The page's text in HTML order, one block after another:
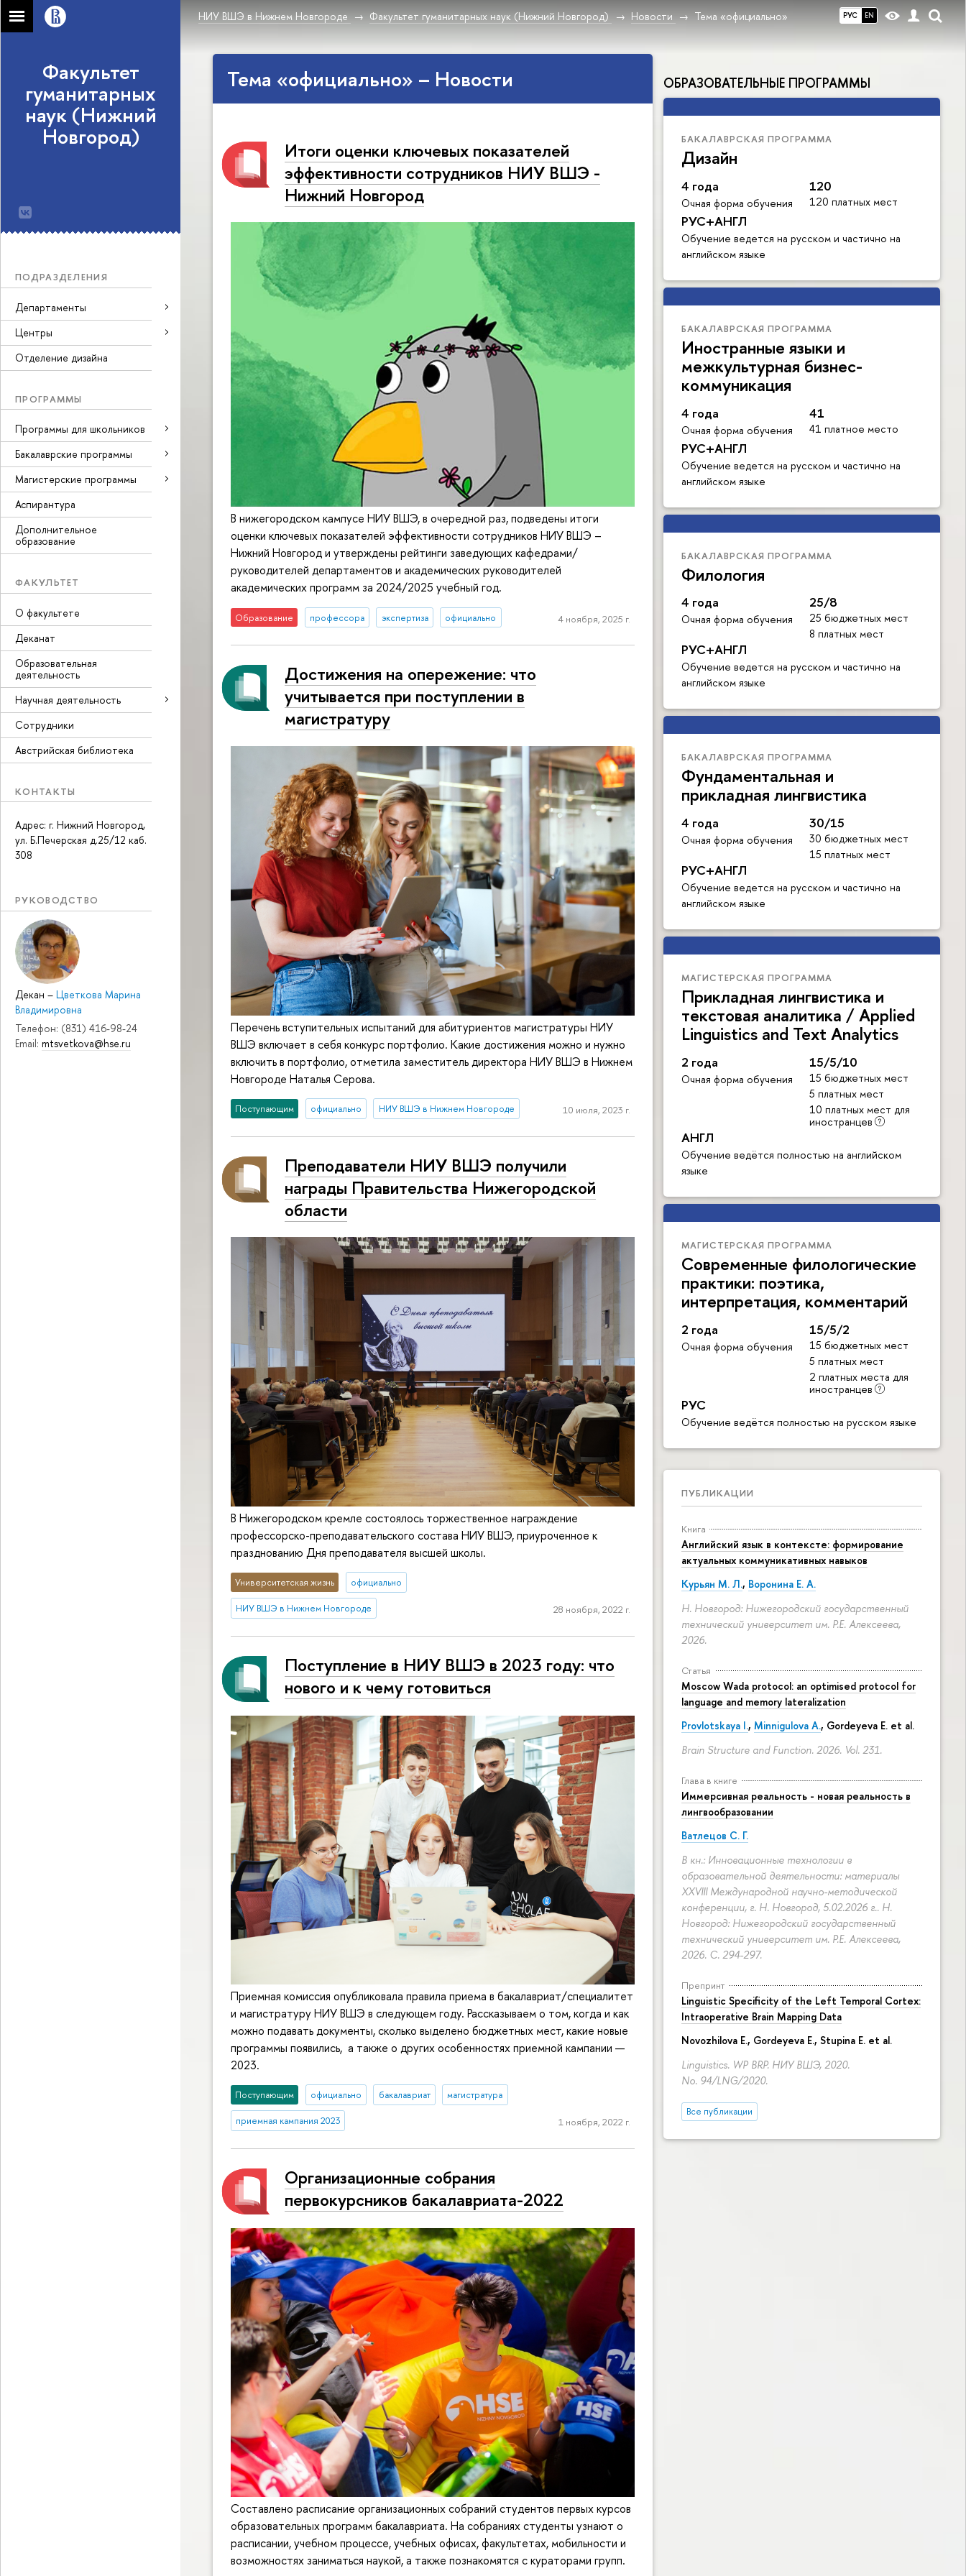
РУС EN
НИУ ВШЭ в Нижнем Новгороде Факультет гуманитарных наук (Нижний Новгород) Новости Тема «официально»
Факультет
гуманитарных
наук (Нижний
Новгород)
ПОДРАЗДЕЛЕНИЯ
Департаменты
Центры
Отделение дизайна
ПРОГРАММЫ
Программы для школьников
Бакалаврские программы
Магистерские программы
Аспирантура
Дополнительное
образование
ФАКУЛЬТЕТ
О факультете
Деканат
Образовательная
деятельность
Научная деятельность
Сотрудники
Австрийская библиотека
КОНТАКТЫ
Адрес: г. Нижний Новгород,
ул. Б.Печерская д.25/12 каб.
308
РУКОВОДСТВО
Декан – Цветкова Марина
Владимировна
Телефон: (831) 416-98-24
Email: mtsvetkova@hse.ru
ОБРАЗОВАТЕЛЬНЫЕ ПРОГРАММЫ
БАКАЛАВРСКАЯ ПРОГРАММА
Дизайн
4 года
Очная форма обучения
120
120 платных мест
РУС+АНГЛ
Обучение ведется на русском и частично на
английском языке
БАКАЛАВРСКАЯ ПРОГРАММА
Иностранные языки и
межкультурная бизнес-
коммуникация
4 года
Очная форма обучения
41
41 платное место
РУС+АНГЛ
Обучение ведется на русском и частично на
английском языке
БАКАЛАВРСКАЯ ПРОГРАММА
Филология
4 года
Очная форма обучения
25/8
25 бюджетных мест
8 платных мест
РУС+АНГЛ
Обучение ведется на русском и частично на
английском языке
БАКАЛАВРСКАЯ ПРОГРАММА
Фундаментальная и
прикладная лингвистика
4 года
Очная форма обучения
30/15
30 бюджетных мест
15 платных мест
РУС+АНГЛ
Обучение ведется на русском и частично на
английском языке
МАГИСТЕРСКАЯ ПРОГРАММА
Прикладная лингвистика и
текстовая аналитика / Applied
Linguistics and Text Analytics
2 года
Очная форма обучения
15/5/10
15 бюджетных мест
5 платных мест
10 платных мест для
иностранцев
АНГЛ
Обучение ведётся полностью на английском
языке
МАГИСТЕРСКАЯ ПРОГРАММА
Современные филологические
практики: поэтика,
интерпретация, комментарий
2 года
Очная форма обучения
15/5/2
15 бюджетных мест
5 платных мест
2 платных места для
иностранцев
РУС
Обучение ведётся полностью на русском языке
ПУБЛИКАЦИИ
Книга
Английский язык в контексте: формирование
актуальных коммуникативных навыков
Курьян М. Л., Воронина Е. А.
Н. Новгород: Нижегородский государственный
технический университет им. Р.Е. Алексеева,
2026.
Статья
Moscow Wada protocol: an optimised protocol for
language and memory lateralization
Provlotskaya I., Minnigulova A., Gordeyeva E. et al.
Brain Structure and Function. 2026. Vol. 231.
Глава в книге
Иммерсивная реальность - новая реальность в
лингвообразовании
Ватлецов С. Г.
В кн.: Инновационные технологии в
образовательной деятельности: материалы
XXVIII Международной научно-методической
конференции, г. Н. Новгород, 5.02.2026 г.. Н.
Новгород: Нижегородский государственный
технический университет им. Р.Е. Алексеева,
2026. С. 294-297.
Препринт
Linguistic Specificity of the Left Temporal Cortex:
Intraoperative Brain Mapping Data
Novozhilova E., Gordeyeva E., Stupina E. et al.
Linguistics. WP BRP. НИУ ВШЭ, 2020.
No. 94/LNG/2020.
Все публикации
Тема «официально» – Новости
Итоги оценки ключевых показателей
эффективности сотрудников НИУ ВШЭ -
Нижний Новгород
В нижегородском кампусе НИУ ВШЭ, в очередной раз, подведены итоги
оценки ключевых показателей эффективности сотрудников НИУ ВШЭ –
Нижний Новгород и утверждены рейтинги заведующих кафедрами/
руководителей департаментов и академических руководителей
академических программ за 2024/2025 учебный год.
Образование профессора экспертиза официально 4 ноября, 2025 г.
Достижения на опережение: что
учитывается при поступлении в
магистратуру
Перечень вступительных испытаний для абитуриентов магистратуры НИУ
ВШЭ включает в себя конкурс портфолио. Какие достижения можно и нужно
включить в портфолио, отметила заместитель директора НИУ ВШЭ в Нижнем
Новгороде Наталья Серова.
Поступающим официально НИУ ВШЭ в Нижнем Новгороде 10 июля, 2023 г.
Преподаватели НИУ ВШЭ получили
награды Правительства Нижегородской
области
В Нижегородском кремле состоялось торжественное награждение
профессорско-преподавательского состава НИУ ВШЭ, приуроченное к
празднованию Дня преподавателя высшей школы.
Университетская жизнь официально
НИУ ВШЭ в Нижнем Новгороде 28 ноября, 2022 г.
Поступление в НИУ ВШЭ в 2023 году: что
нового и к чему готовиться
Приемная комиссия опубликовала правила приема в бакалавриат/специалитет
и магистратуру НИУ ВШЭ в следующем году. Рассказываем о том, когда и как
можно подавать документы, сколько выделено бюджетных мест, какие новые
программы появились, а также о других особенностях приемной кампании —
2023.
Поступающим официально бакалавриат магистратура
приемная кампания 2023 1 ноября, 2022 г.
Организационные собрания
первокурсников бакалавриата-2022
Составлено расписание организационных собраний студентов первых курсов
образовательных программ бакалавриата. На собраниях студенты узнают о
расписании, учебном процессе, учебных офисах, факультетах, мобильности и
возможностях заниматься наукой, а также познакомятся с кураторами групп.